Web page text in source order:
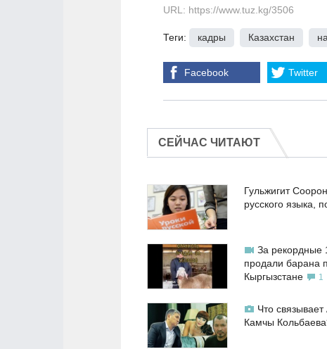
URL: https://www.tuz.kg/3506
Теги: кадры Казахстан
Facebook Twitter
СЕЙЧАС ЧИТАЮТ
Гульжигит
русского языка,
За рекордные
продали барана
Кыргызстане
1
Что
Камчы